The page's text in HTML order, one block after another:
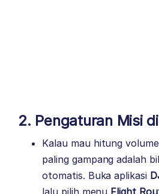
2. Pengaturan Misi
Kalau mau hitung
paling gampang adalah
otomatis. Buka aplikasi